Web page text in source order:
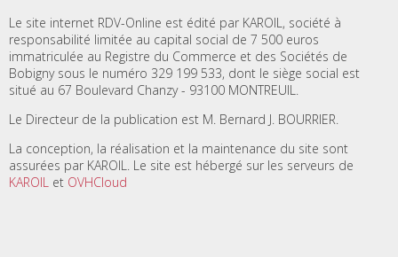
Le site internet RDV-Online est édité par KAROIL, société à
responsabilité limitée au capital social de 7 500 euros
immatriculée au Registre du Commerce et des Sociétés de
Bobigny sous le numéro 329 199 533, dont le siège social est
situé au 67 Boulevard Chanzy - 93100 MONTREUIL.
Le Directeur de la publication est M. Bernard J. BOURRIER.
La conception, la réalisation et la maintenance du site sont
assurées par KAROIL. Le site est hébergé sur les serveurs de
KAROIL et OVHCloud